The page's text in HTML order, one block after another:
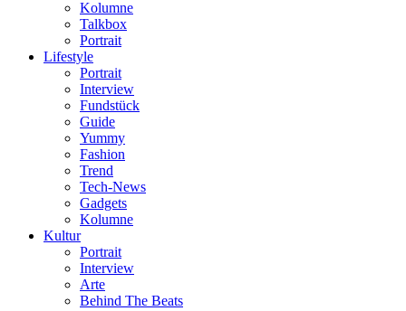
Kolumne
Talkbox
Portrait
Lifestyle
Portrait
Interview
Fundstück
Guide
Yummy
Fashion
Trend
Tech-News
Gadgets
Kolumne
Kultur
Portrait
Interview
Arte
Behind The Beats